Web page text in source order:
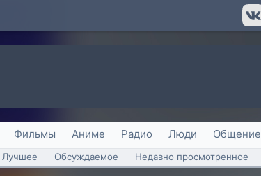
Фильмы Аниме Радио Люди Общение
Лучшее Обсуждаемое Недавно просмотренное